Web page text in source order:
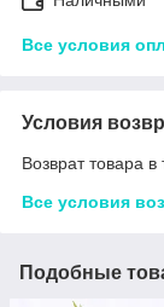
Все условия
Условия
Возврат товара
Все условия
Подобные